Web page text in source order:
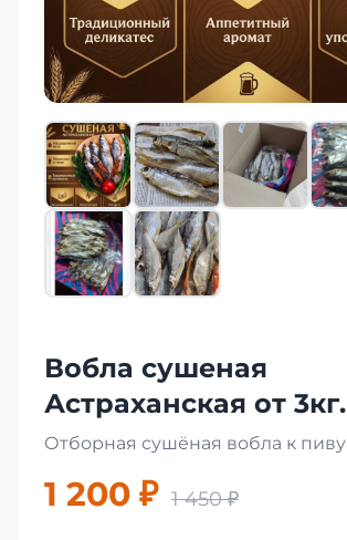
Вобла сушеная
Астраханская от 3кг.
Отборная сушёная вобла к пиву
1 200 ₽ 1 450 ₽